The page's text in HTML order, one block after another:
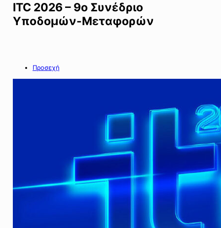
ITC 2026 – 9ο Συνέδριο
Υποδομών-Μεταφορών
Προσεχή